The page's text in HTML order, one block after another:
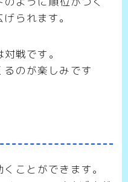
られます。
戦です。
のが楽しみです
ことができます。